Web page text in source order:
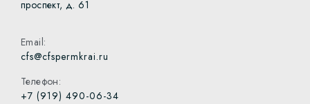
проспект, д. 61
Email:
cfs@cfspermkrai.ru
Телефон:
+7 (919) 490-06-34